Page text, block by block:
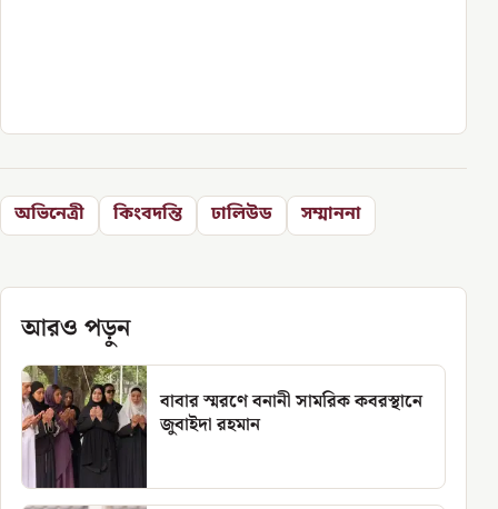
অভিনেত্রী কিংবদন্তি ঢালিউড সম্মাননা
আরও পড়ুন
বাবার স্মরণে বনানী সামরিক কবরস্থানে
জুবাইদা রহমান